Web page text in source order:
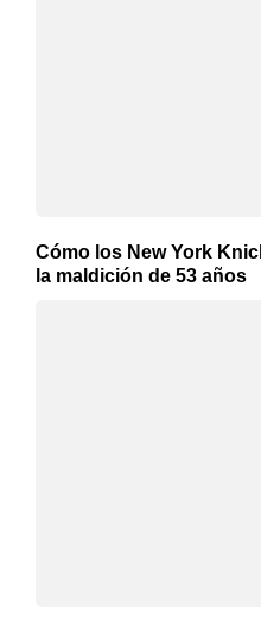
Cómo los New York
la maldición de 53 años